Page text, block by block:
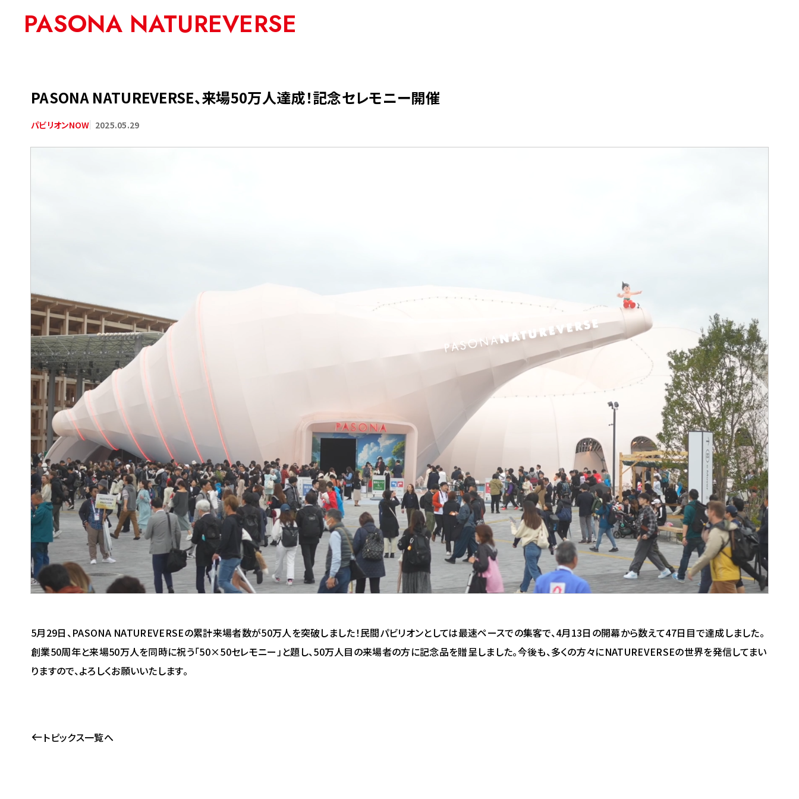
PASONA NATUREVERSE
PASONA NATUREVERSE、来場50万人達成！記念セレモニー開催
2025.05.29
5月29日、PASONA NATUREVERSEの累計来場者数が50万人を突破しました！民間パビリオンとしては最速ペースでの集客で、4月13日の開幕から数えて47日目で達成しました。
創業50周年と来場50万人を同時に祝う「50×50セレモニー」と題し、50万人目の来場者の方に記念品を贈呈しました。今後も、多くの方々にNATUREVERSEの世界を発信してまい
りますので、よろしくお願いいたします。
トピックス一覧へ